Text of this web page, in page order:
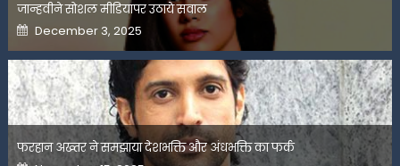
जान्हवीने सोशल मीडियापर उठाये सवाल
Posted
on
December 3, 2025
फरहान अख्तर ने समझाया देशभक्ति और अंधभक्ति का फर्क